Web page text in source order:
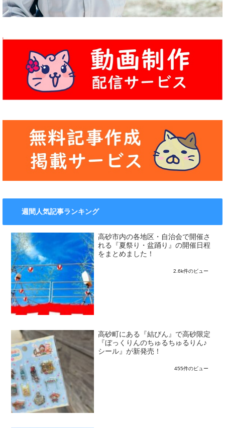
週間人気記事ランキング
高砂市内の各地区・自治会で開催さ
れる『夏祭り・盆踊り』の開催日程
をまとめました！
2.6k件のビュー
高砂町にある『結びん』で高砂限定
『ぼっくりんのちゅるちゅるりん♪
シール』が新発売！
455件のビュー